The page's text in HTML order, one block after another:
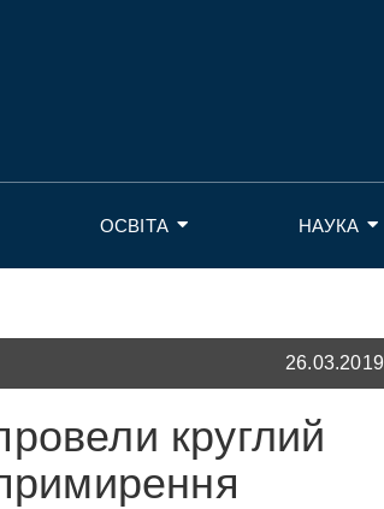
ОСВІТА НАУКА
26.03.2019
круглий